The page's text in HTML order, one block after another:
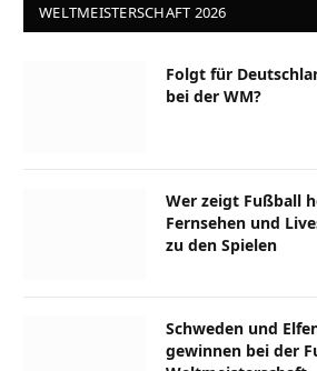
WELTMEISTERSCHAFT 2026
Folgt für
bei der WM?
Wer zeigt Fußball
Fernsehen und
zu den Spielen
Schweden und
gewinnen bei der